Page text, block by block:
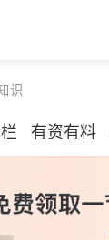
识
有资有料